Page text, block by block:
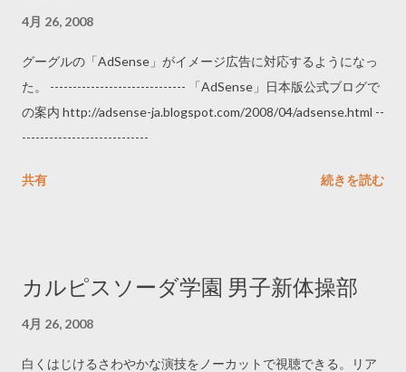
4月 26, 2008
グーグルの「AdSense」がイメージ広告に対応するようになっ
た。 ------------------------------ 「AdSense」日本版公式ブログで
の案内 http://adsense-ja.blogspot.com/2008/04/adsense.html --
----------------------------
共有 続きを読む
カルピスソーダ学園 男子新体操部
4月 26, 2008
白くはじけるさわやかな演技をノーカットで視聴できる。リア